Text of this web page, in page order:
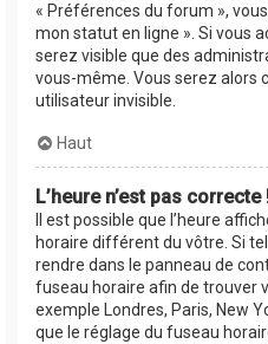
« Préférences du forum »,
mon statut en ligne ». Si vous
serez visible que des
vous-même. Vous serez alors
utilisateur invisible.
Haut
L’heure n’est pas correcte
Il est possible que l’heure
horaire différent du vôtre. Si
rendre dans le panneau de
fuseau horaire afin de trouver
exemple Londres, Paris, New
que le réglage du fuseau